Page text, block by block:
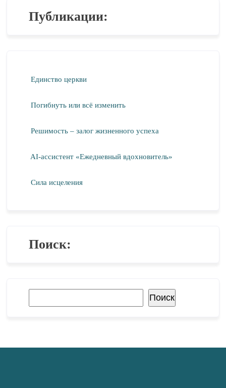
Публикации:
Единство церкви
Погибнуть или всё изменить
Решимость – залог жизненного успеха
AI-ассистент «Ежедневный вдохновитель»
Сила исцеления
Поиск:
Поиск